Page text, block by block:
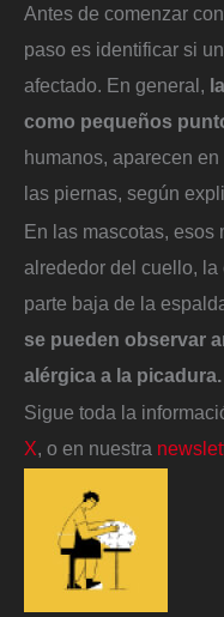
Antes de comenzar
paso es identificar si
afectado. En general,
como pequeños
humanos, aparecen
las piernas, según
En las mascotas, esos
alrededor del cuello,
parte baja de la
se pueden observar
alérgica a la picadura.
Sigue toda la
X, o en nuestra